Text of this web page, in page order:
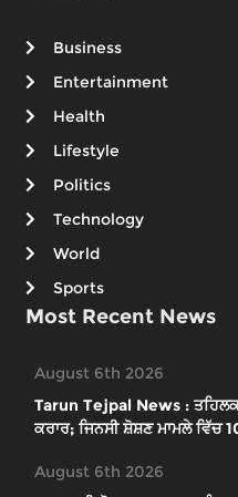
Business
Entertainment
Health
Lifestyle
Politics
Technology
World
Sports
Most Recent News
August 6th 2026
Tarun Tejpal News :
ਕਰਾਰ; ਜਿਨਸੀ ਸ਼ੋਸ਼ਣ ਮਾਮਲੇ ਵਿੱਚ
August 6th 2026